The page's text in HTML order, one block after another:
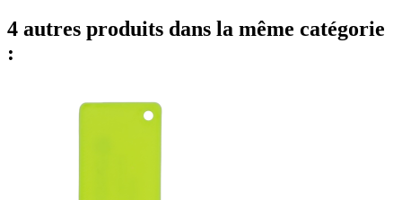
4 autres produits dans la même catégorie
: